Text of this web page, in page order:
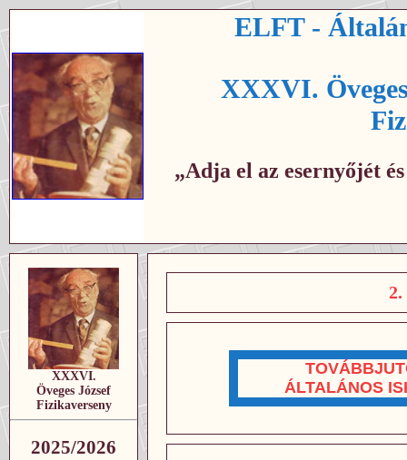
ELFT -
XXXVI.
„Adja el az esernyőjét
XXXVI.
Öveges József
Fizikaverseny
2025/2026
ÁLTALÁNOS